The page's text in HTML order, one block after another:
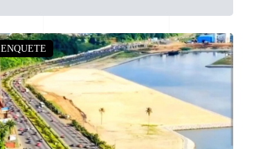
ENQUETE